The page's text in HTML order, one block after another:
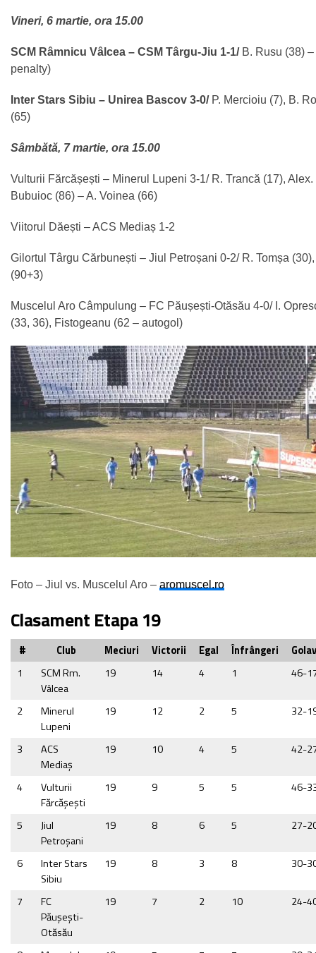
Vineri, 6 martie, ora 15.00
SCM Râmnicu Vâlcea – CSM Târgu-Jiu 1-1/ B. Rusu (38)
penalty)
Inter Stars Sibiu – Unirea Bascov 3-0/ P. Mercioiu (7), B.
(65)
Sâmbătă, 7 martie, ora 15.00
Vulturii Fărcășești – Minerul Lupeni 3-1/ R. Trancă (17),
Bubuioc (86) – A. Voinea (66)
Viitorul Dăești – ACS Mediaș 1-2
Gilortul Târgu Cărbunești – Jiul Petroșani 0-2/ R. Tomșa
(90+3)
Muscelul Aro Câmpulung – FC Păușești-Otăsău 4-0/ I.
(33, 36), Fistogeanu (62 – autogol)
Foto – Jiul vs. Muscelul Aro – aromuscel.ro
Clasament Etapa 19
# Club Meciuri Victorii Egal Înfrângeri
1
SCM Rm.
Vâlcea
19 14 4 1 46-
2
Minerul
Lupeni
19 12 2 5 32-
3
ACS
Mediaş
19 10 4 5 42-
4
Vulturii
Fărcăşeşti
19 9 5 5 46-
5
Jiul
Petroşani
19 8 6 5 27-
6
Inter Stars
Sibiu
19 8 3 8 30-
7
FC
Păușești-
Otăsău
19 7 2 10 24-